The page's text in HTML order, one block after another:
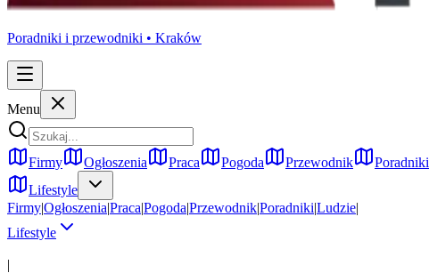
Poradniki i przewodniki • Kraków
Menu
Firmy Ogłoszenia Praca Pogoda Przewodnik Poradniki
Lifestyle
Firmy|Ogłoszenia|Praca|Pogoda|Przewodnik|Poradniki|Ludzie|
Lifestyle
|